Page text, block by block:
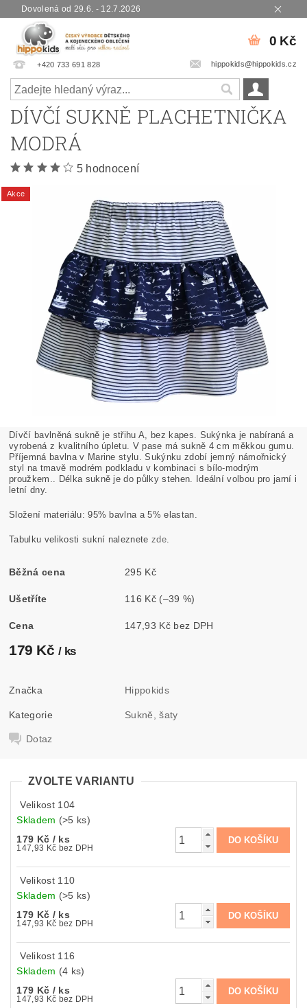
Dovolená od 29.6. - 12.7.2026
+420 733 691 828 hippokids@hippokids.cz
0 Kč
DÍVČÍ SUKNĚ PLACHETNIČKA
MODRÁ
5 hodnocení
Akce
Dívčí bavlněná sukně je střihu A, bez kapes. Sukýnka je nabíraná a
vyrobená z kvalitního úpletu. V pase má sukně 4 cm měkkou gumu.
Příjemná bavlna v Marine stylu. Sukýnku zdobí jemný námořnický
styl na tmavě modrém podkladu v kombinaci s bílo-modrým
proužkem.. Délka sukně je do půlky stehen. Ideální volbou pro jarní i
letní dny.
Složení materiálu: 95% bavlna a 5% elastan.
Tabulku velikosti sukní naleznete zde.
Běžná cena 295 Kč
Ušetříte 116 Kč (–39 %)
Cena 147,93 Kč bez DPH
179 Kč / ks
Značka Hippokids
Kategorie Sukně, šaty
Dotaz
ZVOLTE VARIANTU
Velikost 104
Skladem (>5 ks)
179 Kč / ks
147,93 Kč bez DPH
Velikost 110
Skladem (>5 ks)
179 Kč / ks
147,93 Kč bez DPH
Velikost 116
Skladem (4 ks)
179 Kč / ks
147,93 Kč bez DPH